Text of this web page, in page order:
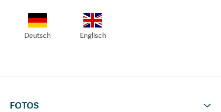
Deutsch Englisch
FOTOS